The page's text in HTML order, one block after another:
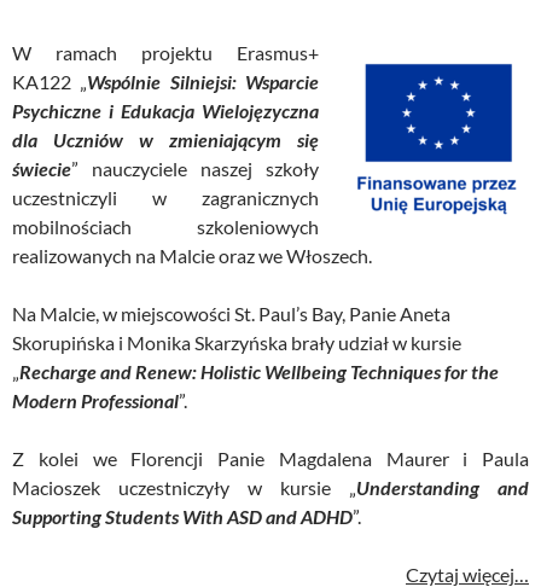
W ramach projektu Erasmus+
KA122 „ Wspólnie Silniejsi: Wsparcie
Psychiczne i Edukacja Wielojęzyczna
dla Uczniów w zmieniającym się
świecie” nauczyciele naszej szkoły
uczestniczyli w zagranicznych
mobilnościach szkoleniowych
realizowanych na Malcie oraz we Włoszech.
Na Malcie, w miejscowości St. Paul’s Bay, Panie Aneta
Skorupińska i Monika Skarzyńska brały udział w kursie
Recharge and Renew: Holistic Wellbeing Techniques for the
Modern Professional”.
Z kolei we Florencji Panie Magdalena Maurer i Paula
Macioszek uczestniczyły w kursie „ Understanding and
Supporting Students With ASD and ADHD”.
Czytaj więcej…